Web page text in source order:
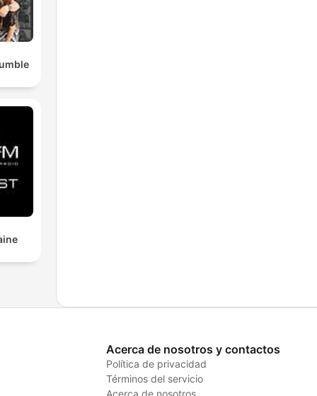
Acerca de nosotros y contactos
Política de privacidad
Términos del servicio
Acerca de nosotros